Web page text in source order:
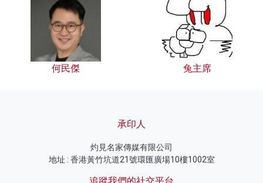
何民傑 兔主席
承印人
灼見名家傳媒有限公司
地址 : 香港黃竹坑道21號環匯廣場10樓1002室